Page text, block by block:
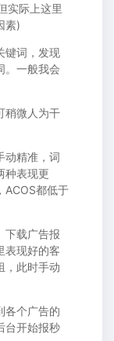
实际上这里
素)
词，发现
。一般我会
微人为干
精准，词
种表现更
ACOS都低于
载广告报
表现好的客
，此时手动
个广告的
台开始报秒